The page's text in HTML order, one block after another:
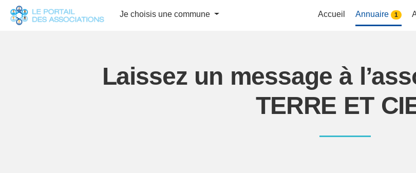
Je choisis une commune Accueil Annuaire 1
Laissez un message à
TERRE ET
Panneau de gestion des cookies